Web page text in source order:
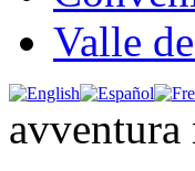
Valle